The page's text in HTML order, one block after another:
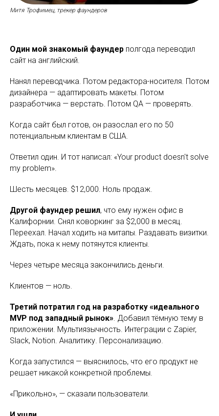
Митя Трофимец, трекер фаундеров
Один мой знакомый фаундер полгода переводил
сайт на английский.
Нанял переводчика. Потом редактора-носителя. Потом
дизайнера — адаптировать макеты. Потом
разработчика — верстать. Потом QA — проверять.
Когда сайт был готов, он разослал его по 50
потенциальным клиентам в США.
Ответил один. И тот написал: «Your product doesn't solve
my problem».
Шесть месяцев. $12,000. Ноль продаж.
Другой фаундер решил, что ему нужен офис в
Калифорнии. Снял коворкинг за $2,000 в месяц.
Переехал. Начал ходить на митапы. Раздавать визитки.
Ждать, пока к нему потянутся клиенты.
Через четыре месяца закончились деньги.
Клиентов — ноль.
Третий потратил год на разработку «идеального
MVP под западный рынок». Добавил тёмную тему в
приложении. Мультиязычность. Интеграции с Zapier,
Slack, Notion. Аналитику. Персонализацию.
Когда запустился — выяснилось, что его продукт не
решает никакой конкретной проблемы.
«Прикольно», — сказали пользователи.